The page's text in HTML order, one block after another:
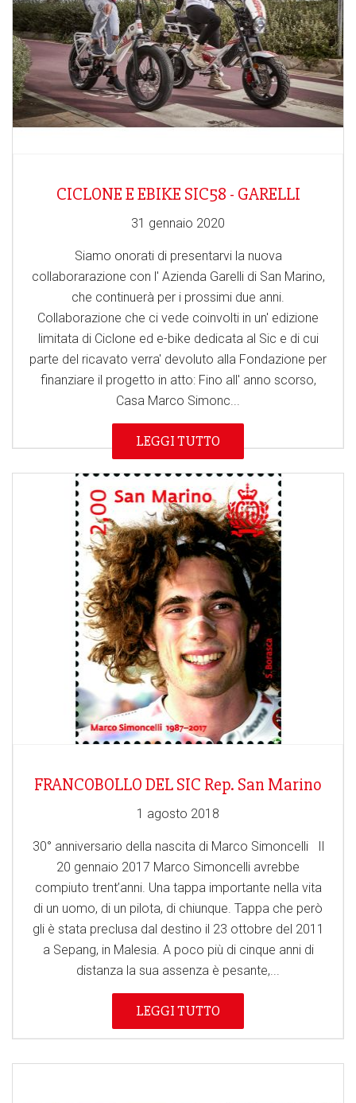
CICLONE E EBIKE SIC58 - GARELLI
31 gennaio 2020
Siamo onorati di presentarvi la nuova
collaborarazione con l' Azienda Garelli di San Marino,
che continuerà per i prossimi due anni.
Collaborazione che ci vede coinvolti in un' edizione
limitata di Ciclone ed e-bike dedicata al Sic e di cui
parte del ricavato verra' devoluto alla Fondazione per
finanziare il progetto in atto: Fino all' anno scorso,
Casa Marco Simonc...
LEGGI TUTTO
FRANCOBOLLO DEL SIC Rep. San Marino
1 agosto 2018
30° anniversario della nascita di Marco Simoncelli Il
20 gennaio 2017 Marco Simoncelli avrebbe
compiuto trent’anni. Una tappa importante nella vita
di un uomo, di un pilota, di chiunque. Tappa che però
gli è stata preclusa dal destino il 23 ottobre del 2011
a Sepang, in Malesia. A poco più di cinque anni di
distanza la sua assenza è pesante,...
LEGGI TUTTO